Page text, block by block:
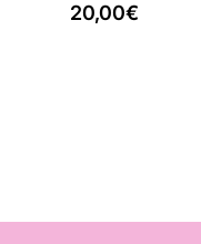
20,00€